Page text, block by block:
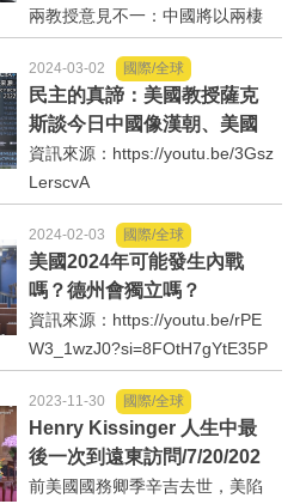
腳?! 印尼將威脅澳洲?!
兩教授意見不一：中國將以兩棲
作戰侵台?!美國被迫對每個人的
事都摻一腳?!印尼將威脅澳洲?!資
訊來源：https://www.youtube.co
m/watch?v=3pZKQmULjZ0
2024-03-02 國際/全球
民主的真諦：美國教授薩克
斯談今日中國像漢朝、美國
霸道野蠻的過往⋯主持人半
尷尬制止！
資訊來源：https://youtu.be/3Gsz
LerscvA
2024-02-03 國際/全球
美國2024年可能發生內戰
嗎？德州會獨立嗎？
資訊來源：https://youtu.be/rPE
W3_1wzJ0?si=8FOtH7gYtE35P
x8E
2023-11-30 國際/全球
Henry Kissinger 人生中最
後一次到遠東訪問/7/20/202
3
前美國國務卿季辛吉去世，美陷